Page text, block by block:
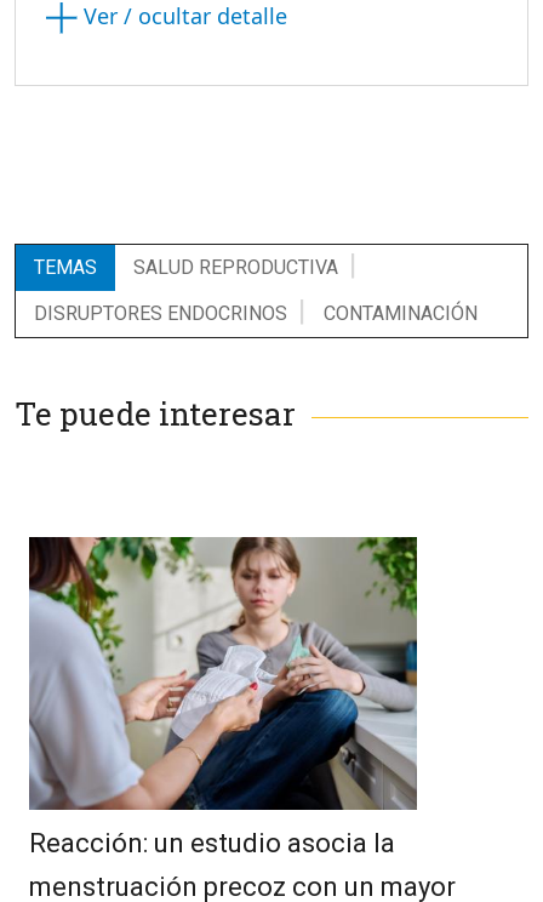
Ver / ocultar detalle
TEMAS
SALUD REPRODUCTIVA
DISRUPTORES ENDOCRINOS
CONTAMINACIÓN
Te puede interesar
Reacción: un estudio asocia la
menstruación precoz con un mayor